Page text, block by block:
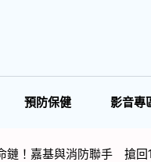
預防保健 影音專
鏈！嘉基與消防聯手 搶回